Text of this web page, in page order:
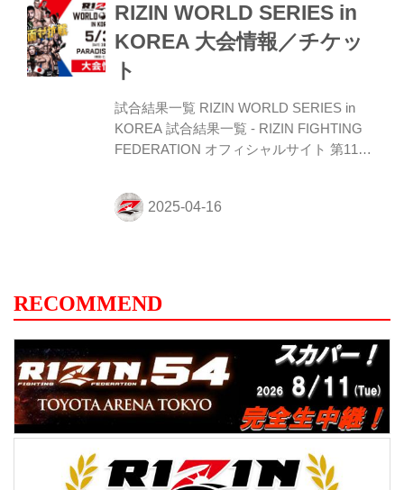
ンビン vs. ホベルト・サトシ・ソウザ 第10
試合／キム・スーチョル vs. 佐藤将光
RIZIN MMAルール：5分 3R（61.0kg） キ
ム・スーチョル vs. 佐藤将光 第9試合／大
ル...
RIZIN WORLD SERIES in
KOREA 大会情報／チケッ
ト
試合結果一覧 RIZIN WORLD SERIES in
KOREA 試合結果一覧 - RIZIN FIGHTING
FEDERATION オフィシャルサイト 第11試
シ・ソウザ RIZIN MMAルール：5分
3R（71.0kg） （LOSE）キ・ウォンビン
果詳細 第10試合／キム・スーチョル vs. 佐
藤将光 RIZIN MMAルール：5分
3R（61.0kg） （LOSE）キム・スーチョル
vs. 佐藤将光（...
RECOMMEND